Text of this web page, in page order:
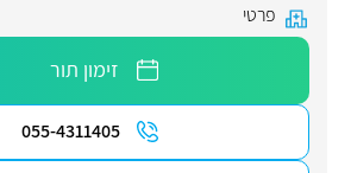
פרטי
זימון תור
055-4311405